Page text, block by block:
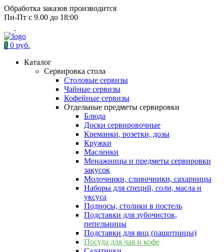
Обработка заказов производится
Пн-Пт с 9.00 до 18:00
0 0 руб.
Каталог
Сервировка стола
Столовые сервизы
Чайные сервизы
Кофейные сервизы
Отдельные предметы сервировки
Блюда
Доски сервировочные
Креманки, розетки, дозы
Кружки
Масленки
Менажницы и предметы сервировки
закусок
Молочники, сливочники, сахарницы
Наборы для специй, соли, масла и
уксуса
Подносы, столики в постель
Подставки для зубочисток,
пепельницы
Подставки для яиц (пашотницы)
Посуда для чая и кофе